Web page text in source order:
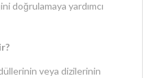
doğrulamaya yardımcı
veya dizilerinin